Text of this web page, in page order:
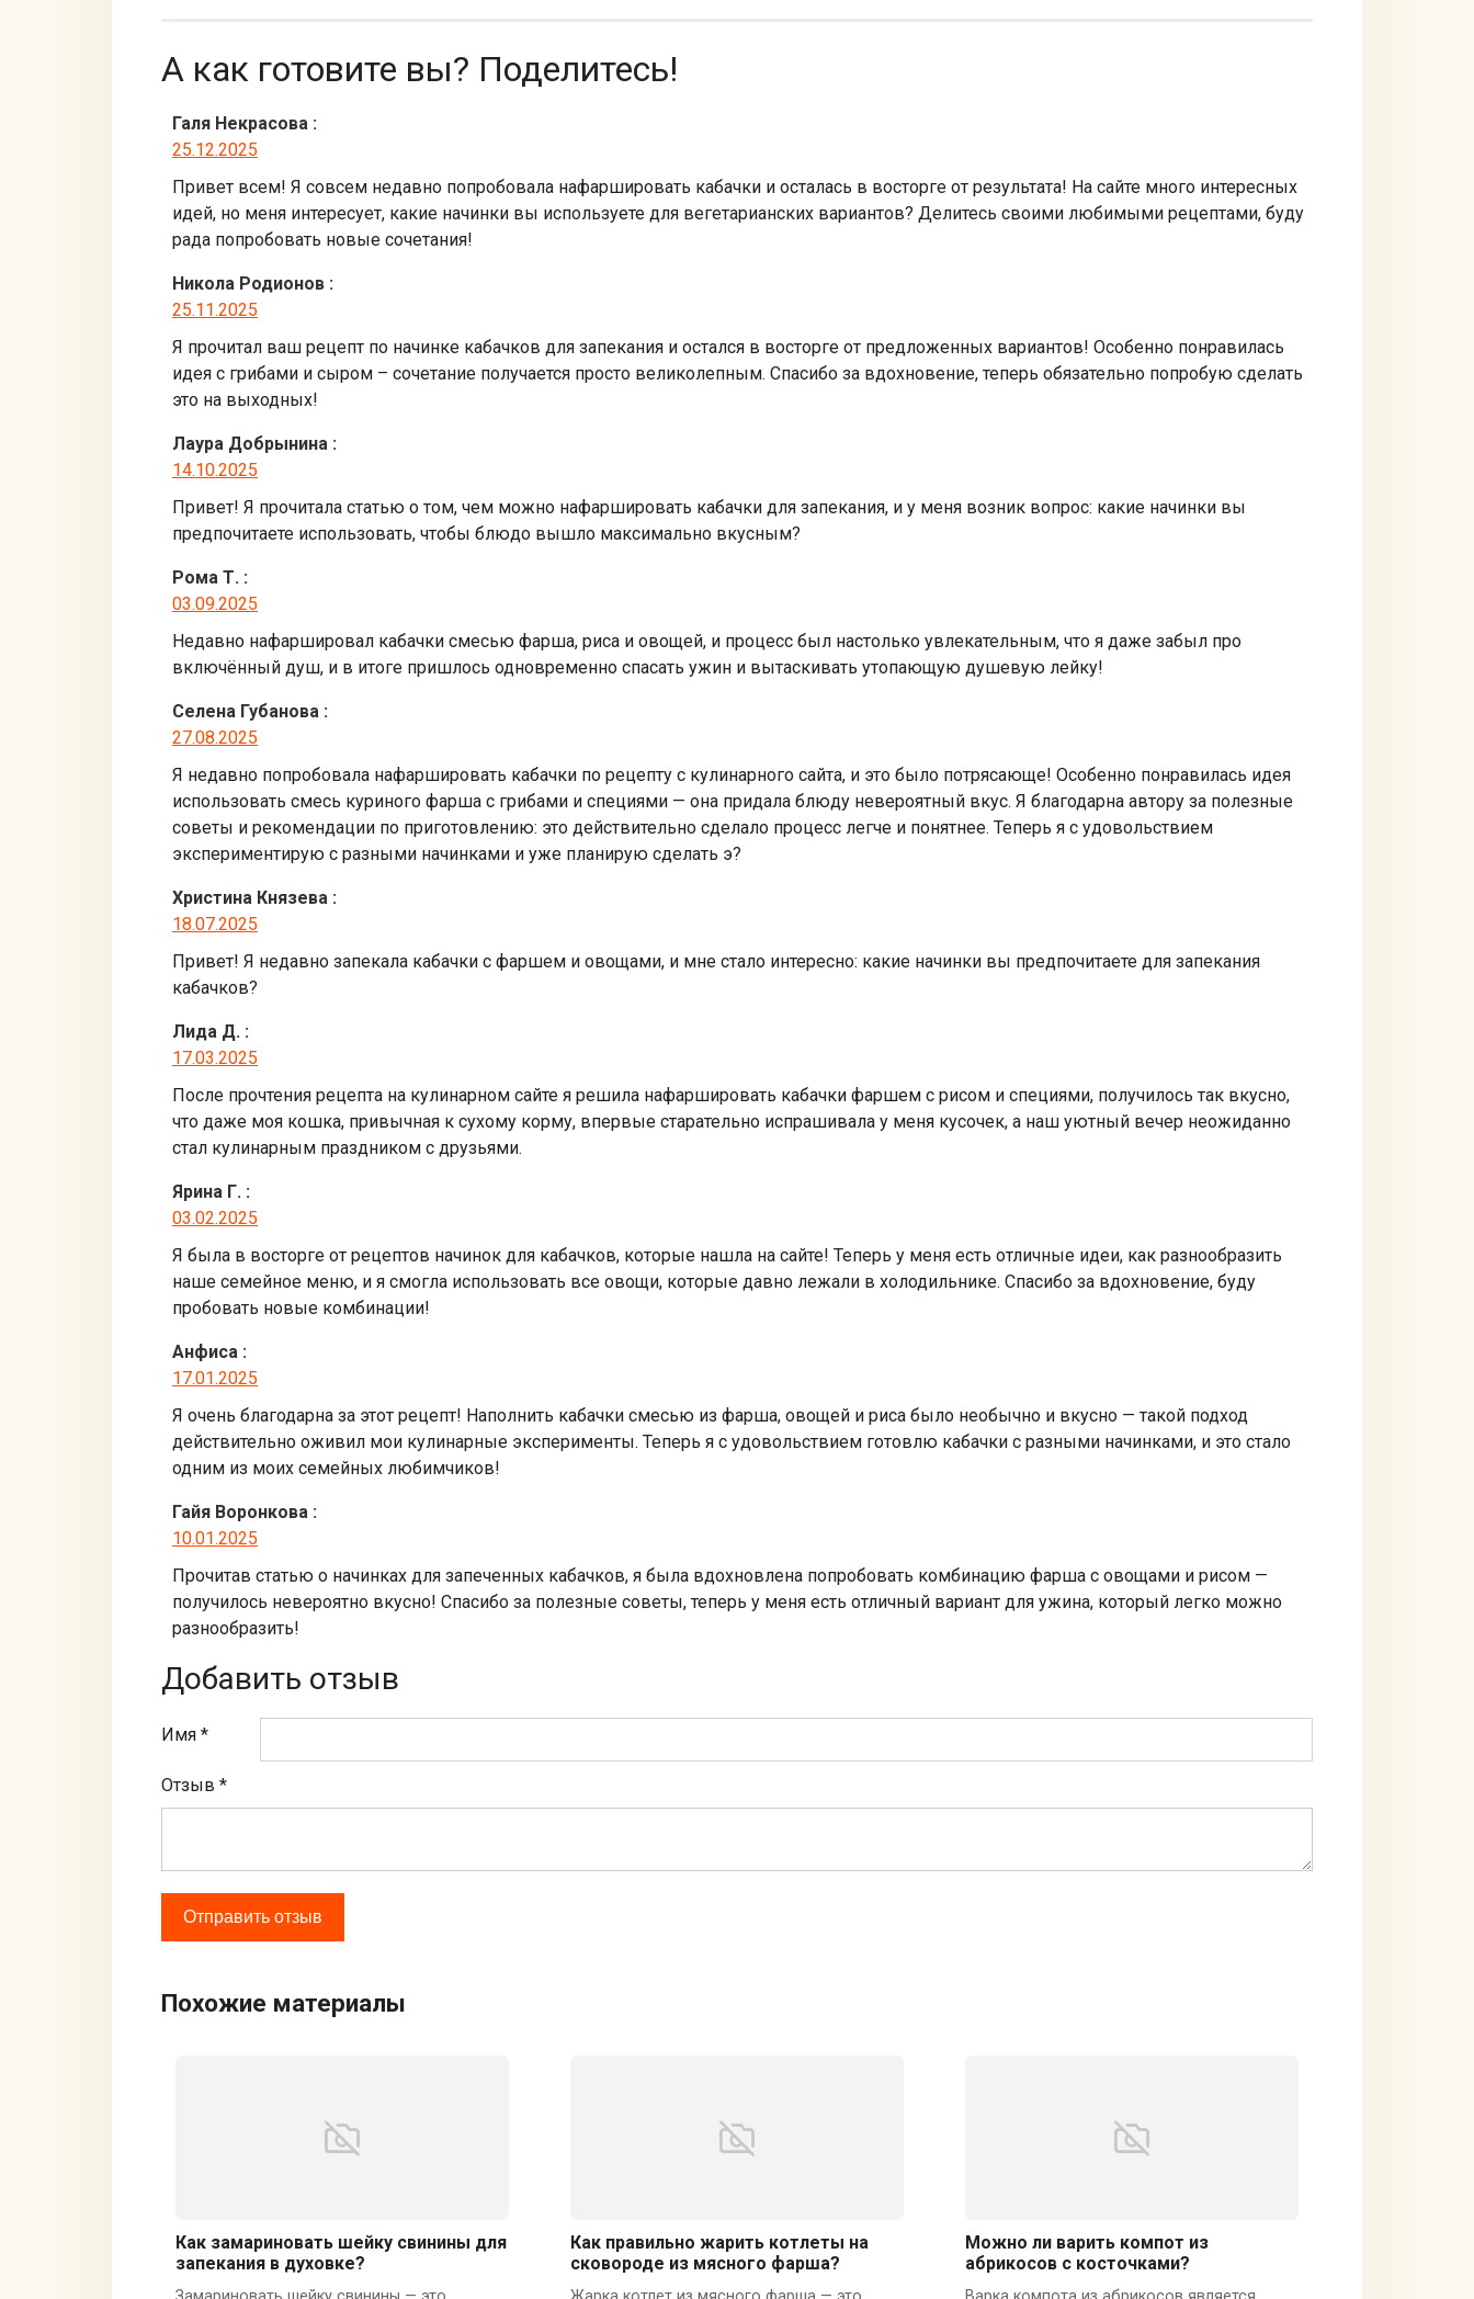
А как готовите вы? Поделитесь!
Галя Некрасова :
25.12.2025
Привет всем! Я совсем недавно попробовала нафаршировать кабачки и осталась в восторге от результата! На сайте много интересных
идей, но меня интересует, какие начинки вы используете для вегетарианских вариантов? Делитесь своими любимыми рецептами, буду
рада попробовать новые сочетания!
Никола Родионов :
25.11.2025
Я прочитал ваш рецепт по начинке кабачков для запекания и остался в восторге от предложенных вариантов! Особенно понравилась
идея с грибами и сыром – сочетание получается просто великолепным. Спасибо за вдохновение, теперь обязательно попробую сделать
это на выходных!
Лаура Добрынина :
14.10.2025
Привет! Я прочитала статью о том, чем можно нафаршировать кабачки для запекания, и у меня возник вопрос: какие начинки вы
предпочитаете использовать, чтобы блюдо вышло максимально вкусным?
Рома Т. :
03.09.2025
Недавно нафаршировал кабачки смесью фарша, риса и овощей, и процесс был настолько увлекательным, что я даже забыл про
включённый душ, и в итоге пришлось одновременно спасать ужин и вытаскивать утопающую душевую лейку!
Селена Губанова :
27.08.2025
Я недавно попробовала нафаршировать кабачки по рецепту с кулинарного сайта, и это было потрясающе! Особенно понравилась идея
использовать смесь куриного фарша с грибами и специями — она придала блюду невероятный вкус. Я благодарна автору за полезные
советы и рекомендации по приготовлению: это действительно сделало процесс легче и понятнее. Теперь я с удовольствием
экспериментирую с разными начинками и уже планирую сделать э?
Христина Князева :
18.07.2025
Привет! Я недавно запекала кабачки с фаршем и овощами, и мне стало интересно: какие начинки вы предпочитаете для запекания
кабачков?
Лида Д. :
17.03.2025
После прочтения рецепта на кулинарном сайте я решила нафаршировать кабачки фаршем с рисом и специями, получилось так вкусно,
что даже моя кошка, привычная к сухому корму, впервые старательно испрашивала у меня кусочек, а наш уютный вечер неожиданно
стал кулинарным праздником с друзьями.
Ярина Г. :
03.02.2025
Я была в восторге от рецептов начинок для кабачков, которые нашла на сайте! Теперь у меня есть отличные идеи, как разнообразить
наше семейное меню, и я смогла использовать все овощи, которые давно лежали в холодильнике. Спасибо за вдохновение, буду
пробовать новые комбинации!
Анфиса :
17.01.2025
Я очень благодарна за этот рецепт! Наполнить кабачки смесью из фарша, овощей и риса было необычно и вкусно — такой подход
действительно оживил мои кулинарные эксперименты. Теперь я с удовольствием готовлю кабачки с разными начинками, и это стало
одним из моих семейных любимчиков!
Гайя Воронкова :
10.01.2025
Прочитав статью о начинках для запеченных кабачков, я была вдохновлена попробовать комбинацию фарша с овощами и рисом —
получилось невероятно вкусно! Спасибо за полезные советы, теперь у меня есть отличный вариант для ужина, который легко можно
разнообразить!
Добавить отзыв
Имя *
Отзыв *
Похожие материалы
Как замариновать шейку свинины для
запекания в духовке?
Как правильно жарить котлеты на
сковороде из мясного фарша?
Можно ли варить компот из
абрикосов с косточками?